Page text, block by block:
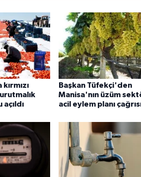
Başkan Tüfekçi'den
Manisa'nın üzüm
acil eylem planı